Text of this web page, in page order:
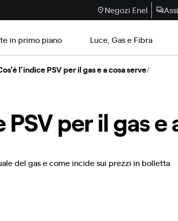
Negozi Enel
in primo piano Luce, Gas e Fibra
l’indice PSV per il gas e a cosa serve/
per il gas e
del gas e come incide sui prezzi in bolletta